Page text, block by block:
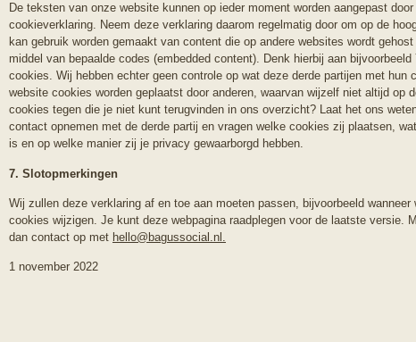
De teksten van onze website kunnen op ieder moment worden aangepast
cookieverklaring. Neem deze verklaring daarom regelmatig door om op de
kan gebruik worden gemaakt van content die op andere websites wordt gehost
middel van bepaalde codes (embedded content). Denk hierbij aan
cookies. Wij hebben echter geen controle op wat deze derde partijen met
website cookies worden geplaatst door anderen, waarvan wijzelf niet altijd op
cookies tegen die je niet kunt terugvinden in ons overzicht? Laat het ons
contact opnemen met de derde partij en vragen welke cookies zij plaatsen,
is en op welke manier zij je privacy gewaarborgd hebben.
7. Slotopmerkingen
Wij zullen deze verklaring af en toe aan moeten passen, bijvoorbeeld
cookies wijzigen. Je kunt deze webpagina raadplegen voor de laatste versie.
dan contact op met hello@bagussocial.nl .
1 november 2022